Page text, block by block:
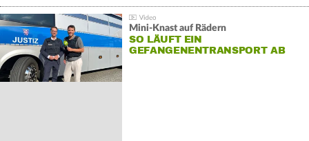
Mini-Knast auf Rädern
SO LÄUFT EIN
GEFANGENENTRANSPORT AB